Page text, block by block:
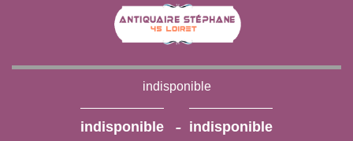
indisponible
indisponible - indisponible